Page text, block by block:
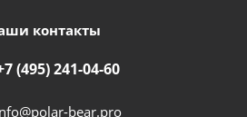
контакты
(495) 241-04-60
bear.pro